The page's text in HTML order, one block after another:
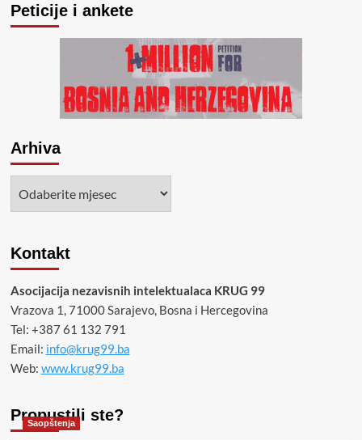
Peticije i ankete
Arhiva
Kontakt
Asocijacija nezavisnih intelektualaca KRUG 99
Vrazova 1, 71000 Sarajevo, Bosna i Hercegovina
Tel: +387 61 132 791
Email: info@krug99.ba
Web: www.krug99.ba
Propustili ste?
Saopštenja